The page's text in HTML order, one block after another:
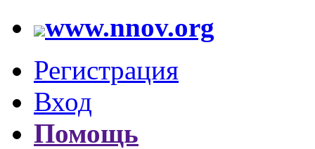
www.nnov.org
Регистрация
Вход
Помощь